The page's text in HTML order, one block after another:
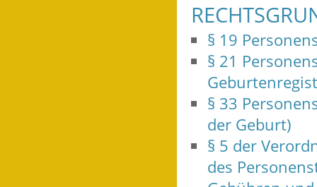
§ 19
§ 21
§ 33
der Geburt)
§ 5 der
des